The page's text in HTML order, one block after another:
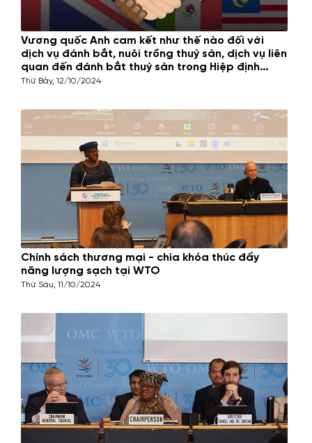
Vương quốc Anh cam kết như thế nào đối với
dịch vụ đánh bắt, nuôi trồng thuỷ sản, dịch vụ liên
quan đến đánh bắt thuỷ sản trong Hiệp định
CPTPP
Thứ Bảy, 12/10/2024
Chính sách thương mại - chìa khóa thúc đẩy
năng lượng sạch tại WTO
Thứ Sáu, 11/10/2024